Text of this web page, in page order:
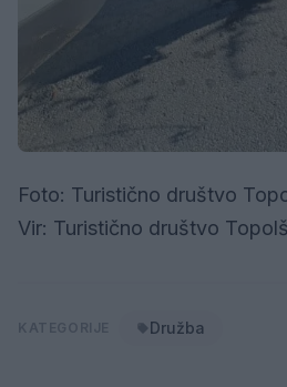
Foto: Turistično društvo
Vir: Turistično društvo
Družba